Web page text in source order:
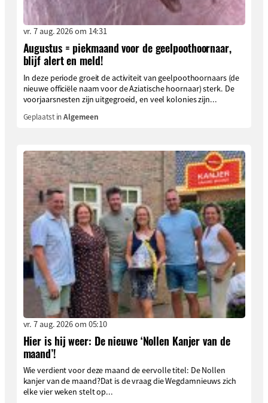
vr. 7 aug. 2026 om 14:31
Augustus = piekmaand voor de geelpoothoornaar,
blijf alert en meld!
In deze periode groeit de activiteit van geelpoothoornaars (de
nieuwe officiële naam voor de Aziatische hoornaar) sterk. De
voorjaarsnesten zijn uitgegroeid, en veel kolonies zijn...
Geplaatst inAlgemeen
vr. 7 aug. 2026 om 05:10
Hier is hij weer: De nieuwe ‘Nollen Kanjer van de
maand’!
Wie verdient voor deze maand de eervolle titel: De Nollen
kanjer van de maand?Dat is de vraag die Wegdamnieuws zich
elke vier weken stelt op...